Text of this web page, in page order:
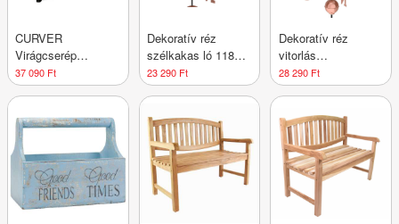
CURVER
Virágcserép
műrattan EASY
GROW Barna
37 090 Ft
Dekoratív réz
szélkakas ló 118
cm
23 290 Ft
Dekoratív réz
vitorlás
szélkakas135 cm
28 290 Ft